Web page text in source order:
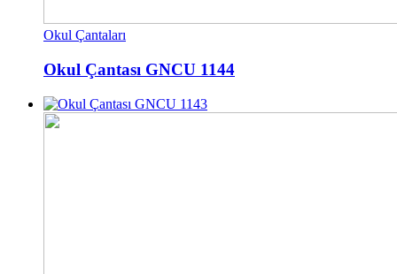
Okul Çantaları
Okul Çantası GNCU 1144